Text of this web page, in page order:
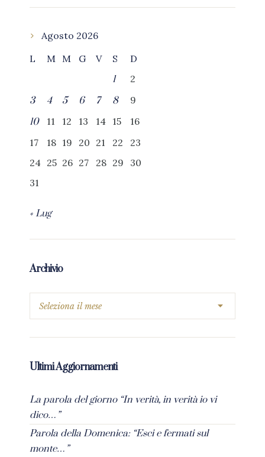
Agosto 2026
L
M M G V S
D
1
2
3
4 5 6 7 8
9
10
11 12 13 14 15
16
17
18 19 20 21 22
23
24 25 26 27 28 29
30
31
« Lug
Archivio
Ultimi Aggiornamenti
La parola del giorno “In verità, in verità io vi
dico…”
Parola della Domenica: “Esci e fermati sul
monte…”